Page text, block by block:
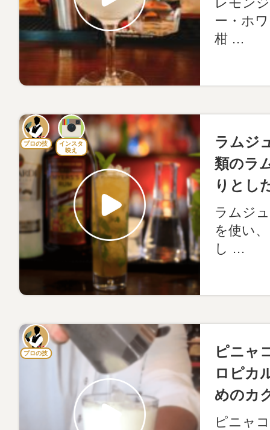
ー・ホ
柑 …
プロの技
インスタ
映え
ラムジ
類のラ
りとし
ラムジ
を使い
し …
プロの技
ピニャ
ロピカ
めのカ
ピニャ